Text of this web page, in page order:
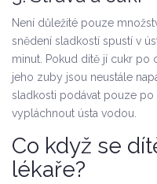
Není důležité pouze
snědení sladkostí spustí v
minut. Pokud dítě jí cukr po
jeho zuby jsou neustále
sladkosti podávat pouze po
vypláchnout ústa vodou.
Co když se
lékaře?